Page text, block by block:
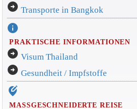
arrow_circle_right Transporte in Bangkok
info
PRAKTISCHE INFORMATIONEN
arrow_circle_right Visum Thailand
arrow_circle_right Gesundheit / Impfstoffe
edit_location_alt
MASSGESCHNEIDERTE REISE